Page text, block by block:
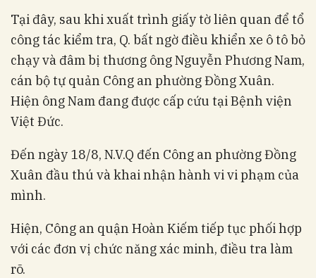
Tại đây, sau khi xuất trình giấy tờ liên quan để tổ
công tác kiểm tra, Q. bất ngờ điều khiển xe ô tô bỏ
chạy và đâm bị thương ông Nguyễn Phương Nam,
cán bộ tự quản Công an phường Đồng Xuân.
Hiện ông Nam đang được cấp cứu tại Bệnh viện
Việt Đức.
Đến ngày 18/8, N.V.Q đến Công an phường Đồng
Xuân đầu thú và khai nhận hành vi vi phạm của
mình.
Hiện, Công an quận Hoàn Kiếm tiếp tục phối hợp
với các đơn vị chức năng xác minh, điều tra làm
rõ.